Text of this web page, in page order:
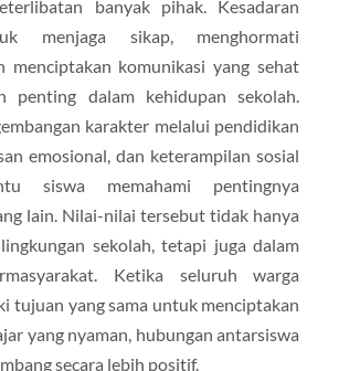
banyak pihak. Kesadaran
menjaga sikap, menghormati
menciptakan komunikasi yang sehat
penting dalam kehidupan sekolah.
karakter melalui pendidikan
emosional, dan keterampilan sosial
siswa memahami pentingnya
lain. Nilai-nilai tersebut tidak hanya
sekolah, tetapi juga dalam
Ketika seluruh warga
tujuan yang sama untuk menciptakan
yang nyaman, hubungan antarsiswa
secara lebih positif.